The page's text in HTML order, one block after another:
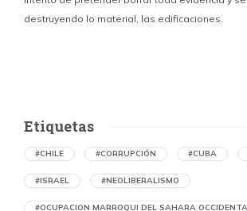
destruyendo lo material, las edificaciones.
Etiquetas
#CHILE #CORRUPCIÓN #CUBA
#ISRAEL #NEOLIBERALISMO
#OCUPACION MARROQUI DEL SAHARA